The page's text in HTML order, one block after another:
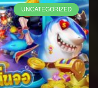
UNCATEGORIZED